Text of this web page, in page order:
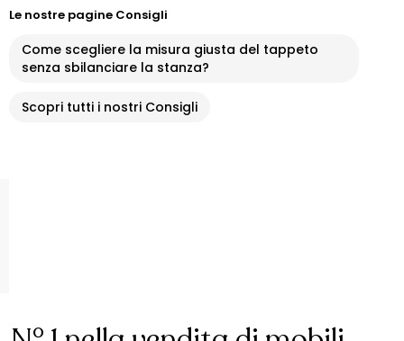
Le nostre pagine Consigli
Come scegliere la misura giusta del tappeto
senza sbilanciare la stanza?
Scopri tutti i nostri Consigli